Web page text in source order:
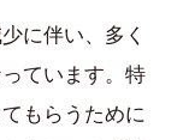
に伴い、多く
ています。特
もらうために